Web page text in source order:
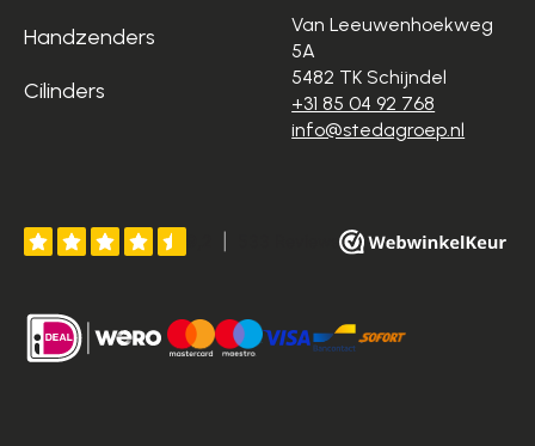
Handzenders
Cilinders
Van Leeuwenhoekweg
5A
5482 TK Schijndel
+31 85 04 92 768
info@stedagroep.nl